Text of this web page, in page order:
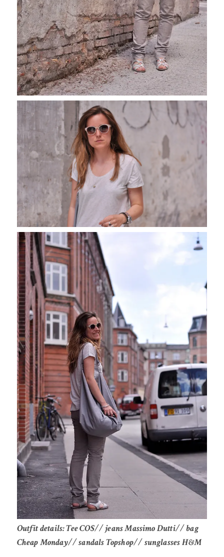
Outfit details: Tee COS// jeans Massimo Dutti// bag
Cheap Monday// sandals Topshop// sunglasses H&M